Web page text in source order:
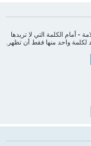
- أمام الكلمة التي لا تريدها
لكلمة واحد منها فقط أن تظهر.